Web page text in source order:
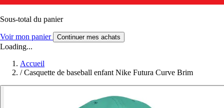
Sous-total du panier
Voir mon panier Continuer mes achats
Loading...
Accueil
/ Casquette de baseball enfant Nike Futura Curve Brim